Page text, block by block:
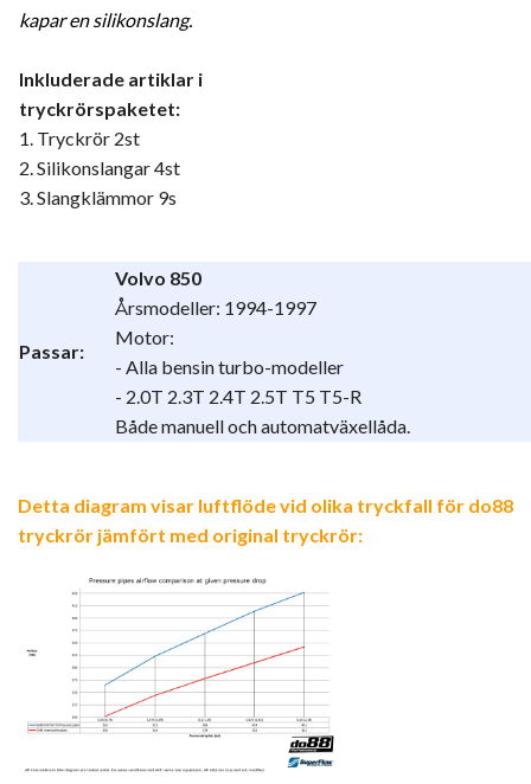
kapar en silikonslang.
Inkluderade artiklar i
tryckrörspaketet:
1. Tryckrör 2st
2. Silikonslangar 4st
3. Slangklämmor 9s
Passar:
Volvo 850
Årsmodeller: 1994-1997
Motor:
- Alla bensin turbo-modeller
- 2.0T 2.3T 2.4T 2.5T T5 T5-R
Både manuell och automatväxellåda.
Detta diagram visar luftflöde vid olika tryckfall för do88
tryckrör jämfört med original tryckrör: